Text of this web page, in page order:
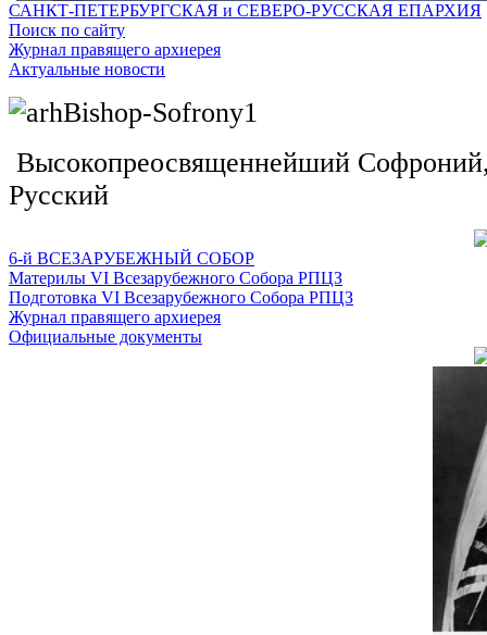
САНКТ-ПЕТЕРБУРГСКАЯ и СЕВЕРО-РУССКАЯ ЕПАРХИЯ
Поиск по сайту
Журнал правящего архиерея
Актуальные новости
Высокопреосвященнейший
Русский
6-й ВСЕЗАРУБЕЖНЫЙ СОБОР
Материлы VI Всезарубежного Собора РПЦЗ
Подготовка VI Всезарубежного Собора РПЦЗ
Журнал правящего архиерея
Официальные документы